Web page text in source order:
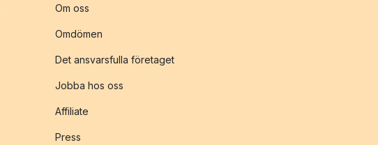
Om oss
Omdömen
Det ansvarsfulla företaget
Jobba hos oss
Affiliate
Press